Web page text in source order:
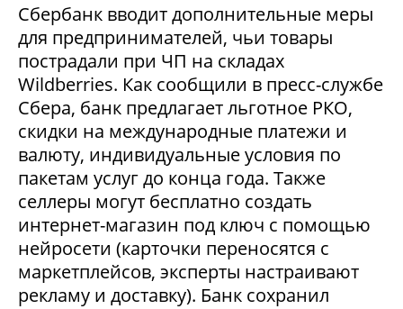
Сбербанк вводит дополнительные меры
для предпринимателей, чьи товары
пострадали при ЧП на складах
Wildberries. Как сообщили в пресс-службе
Сбера, банк предлагает льготное РКО,
скидки на международные платежи и
валюту, индивидуальные условия по
пакетам услуг до конца года. Также
селлеры могут бесплатно создать
интернет-магазин под ключ с помощью
нейросети (карточки переносятся с
маркетплейсов, эксперты настраивают
рекламу и доставку). Банк сохранил